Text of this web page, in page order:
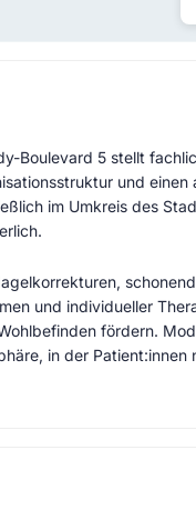
Boulevard 5 stellt
und
im Umkreis des
und individueller
fördern.
in der